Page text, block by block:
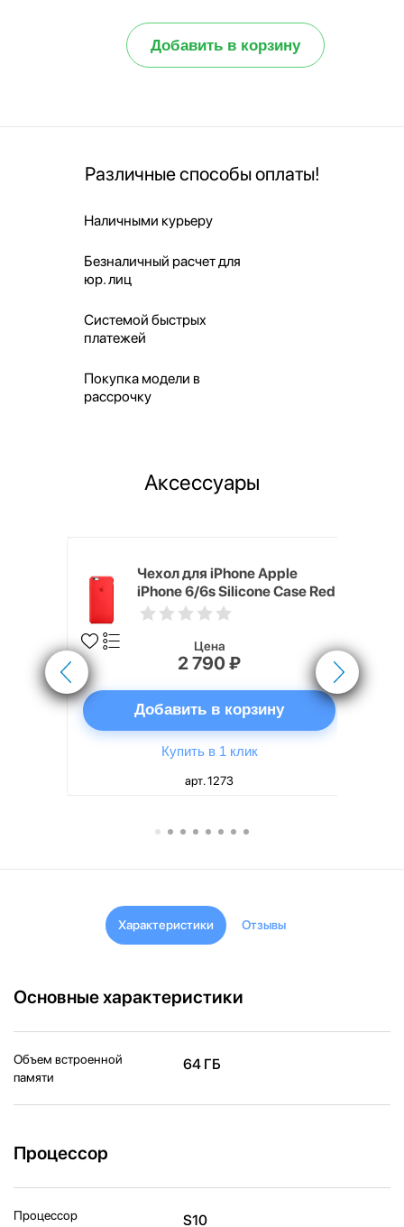
Добавить в корзину
Различные способы оплаты!
Наличными курьеру
Безналичный расчет для
юр. лиц
Системой быстрых
платежей
Покупка модели в
рассрочку
Аксессуары
Чехол для iPhone Apple
iPhone 6/6s Silicone Case Red
Цена
2 790 ₽
Добавить в корзину
Купить в 1 клик
арт. 1273
Характеристики Отзывы
Основные характеристики
Объем встроенной
памяти
64 ГБ
Процессор
Процессор S10